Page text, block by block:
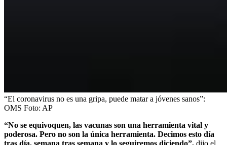
“El coronavirus no es una gripa, puede matar a jóvenes sanos”:
OMS Foto: AP
“No se equivoquen, las vacunas son una herramienta vital y
poderosa. Pero no son la única herramienta. Decimos esto día
tras día, semana tras semana y lo seguiremos diciendo”, dijo el